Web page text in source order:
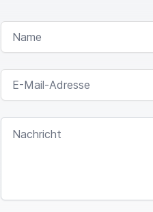
NAME
E-MAIL-ADRESSE
NACHRICHT